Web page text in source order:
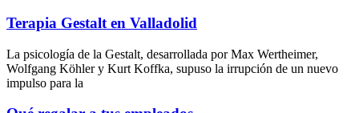
Terapia Gestalt en Valladolid
La psicología de la Gestalt, desarrollada por Max Wertheimer,
Wolfgang Köhler y Kurt Koffka, supuso la irrupción de un nuevo
impulso para la